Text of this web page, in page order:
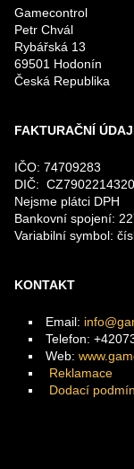
Gamecontrol
Petr Chvál
Rybářská 13
69501 Hodonín
Česká Republika
FAKTURAČNÍ
IČO: 74709283
DIČ: CZ7902214320
Nejsme plátci DPH
Bankovní spojení:
Variabilní symbol:
KONTAKT
Email:
Telefon:
Web:
Reklamace
Dodací